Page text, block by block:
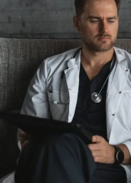
Onze specialisaties
Kennisbank
Plan een afspraak